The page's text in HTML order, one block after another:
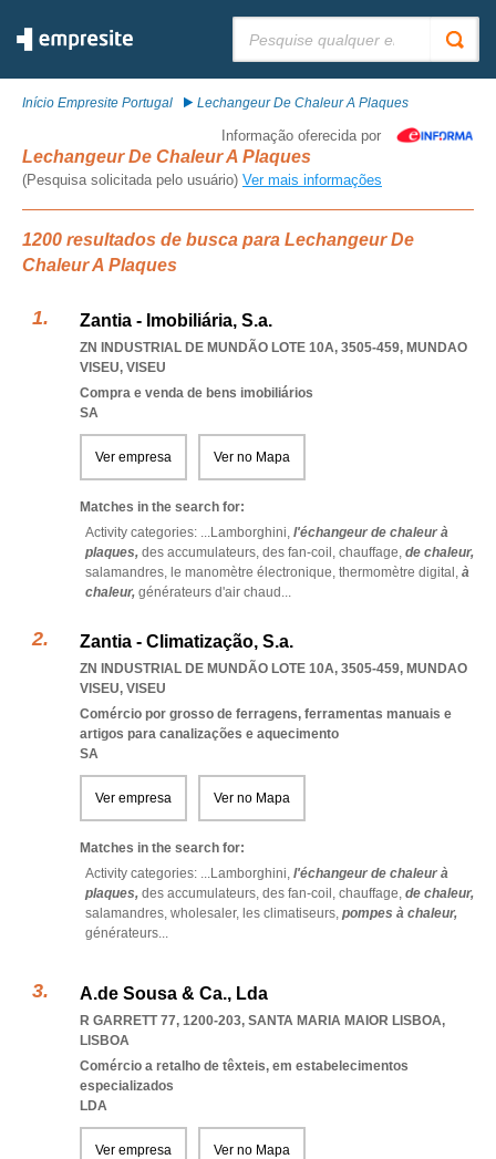
Início Empresite Portugal Lechangeur De Chaleur A Plaques
Informação oferecida por
Lechangeur De Chaleur A Plaques
(Pesquisa solicitada pelo usuário) Ver mais informações
1200 resultados de busca para Lechangeur De
Chaleur A Plaques
Zantia - Imobiliária, S.a.
ZN INDUSTRIAL DE MUNDÃO LOTE 10A, 3505-459, MUNDAO
VISEU, VISEU
Compra e venda de bens imobiliários
SA
Ver empresa Ver no Mapa
Matches in the search for:
Activity categories: ...Lamborghini, l'échangeur de chaleur à
plaques, des accumulateurs, des fan-coil, chauffage, de chaleur,
salamandres, le manomètre électronique, thermomètre digital, à
chaleur, générateurs d'air chaud ...
Zantia - Climatização, S.a.
ZN INDUSTRIAL DE MUNDÃO LOTE 10A, 3505-459, MUNDAO
VISEU, VISEU
Comércio por grosso de ferragens, ferramentas manuais e
artigos para canalizações e aquecimento
SA
Ver empresa Ver no Mapa
Matches in the search for:
Activity categories: ...Lamborghini, l'échangeur de chaleur à
plaques, des accumulateurs, des fan-coil, chauffage, de chaleur,
salamandres, wholesaler, les climatiseurs, pompes à chaleur,
générateurs...
A.de Sousa & Ca., Lda
R GARRETT 77, 1200-203, SANTA MARIA MAIOR LISBOA,
LISBOA
Comércio a retalho de têxteis, em estabelecimentos
especializados
LDA
Ver empresa Ver no Mapa